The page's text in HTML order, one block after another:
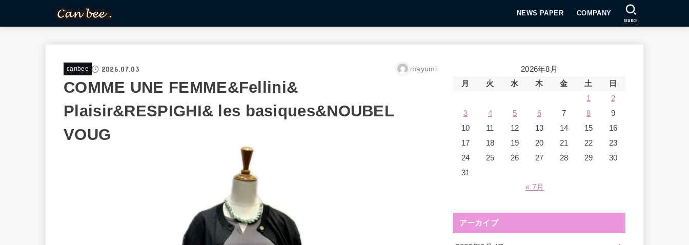
NEWS PAPER COMPANY
SEARCH
canbee 2026.07.03 mayumi
COMME UNE FEMME&Fellini&
Plaisir&RESPIGHI& les basiques&NOUBEL
VOUG
2026年8月
月
火 水 木 金 土
日
1
2
3
4 5 6 7 8
9
10
11 12 13 14 15
16
17
18 19 20 21 22
23
24
25 26 27 28 29
30
31
« 7月
アーカイブ